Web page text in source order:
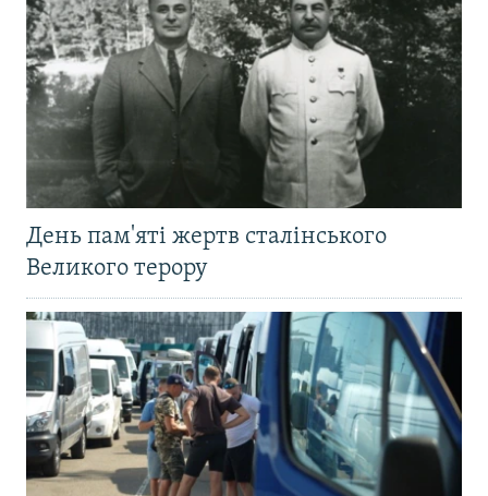
День пам'яті жертв сталінського
Великого терору